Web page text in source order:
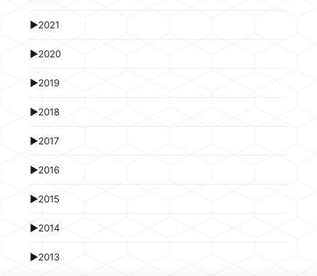
►2021
►2020
►2019
►2018
►2017
►2016
►2015
►2014
►2013